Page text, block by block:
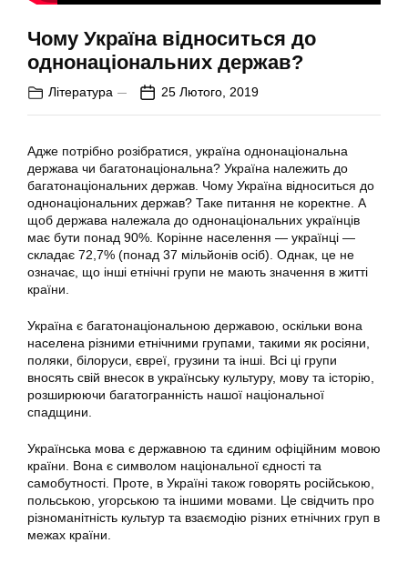
Чому Україна відноситься до
однонаціональних держав?
Література 25 Лютого, 2019
Адже потрібно розібратися, україна однонаціональна
держава чи багатонаціональна? Україна належить до
багатонаціональних держав. Чому Україна відноситься до
однонаціональних держав? Таке питання не коректне. А
щоб держава належала до однонаціональних українців
має бути понад 90%. Корінне населення — українці —
складає 72,7% (понад 37 мільйонів осіб). Однак, це не
означає, що інші етнічні групи не мають значення в житті
країни.
Україна є багатонаціональною державою, оскільки вона
населена різними етнічними групами, такими як росіяни,
поляки, білоруси, євреї, грузини та інші. Всі ці групи
вносять свій внесок в українську культуру, мову та історію,
розширюючи багатогранність нашої національної
спадщини.
Українська мова є державною та єдиним офіційним мовою
країни. Вона є символом національної єдності та
самобутності. Проте, в Україні також говорять російською,
польською, угорською та іншими мовами. Це свідчить про
різноманітність культур та взаємодію різних етнічних груп в
межах країни.